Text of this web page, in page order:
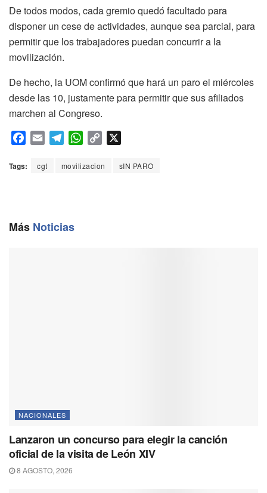
De todos modos, cada gremio quedó facultado para
disponer un cese de actividades, aunque sea parcial, para
permitir que los trabajadores puedan concurrir a la
movilización.
De hecho, la UOM confirmó que hará un paro el miércoles
desde las 10, justamente para permitir que sus afiliados
marchen al Congreso.
c
o
a
l
a
W
a
p
Tags: cgt movilizacion sIN PARO
Más Noticias
NACIONALES
Lanzaron un concurso para elegir la canción
oficial de la visita de León XIV
8 AGOSTO, 2026